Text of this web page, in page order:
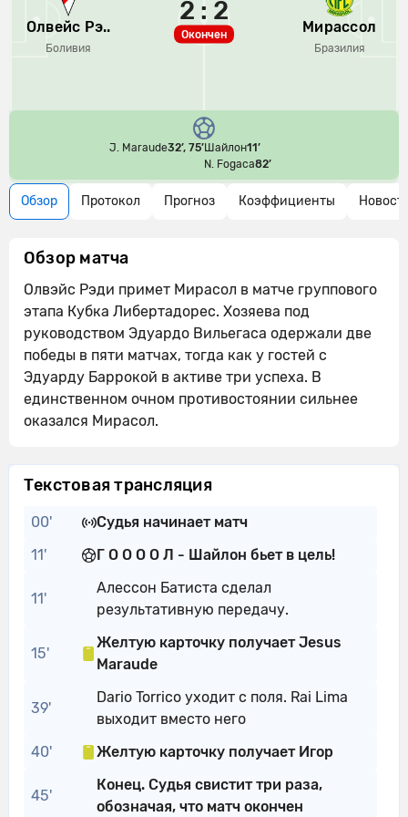
Олвейс Рэ..
Боливия
Окончен
2 : 2
Мирассол
Бразилия
J. Maraude32’, 75’Шайлон11’
N. Fogaca82’
Обзор Протокол Прогноз Коэффициенты
Обзор матча
Олвэйс Рэди примет Мирасол в матче группового
этапа Кубка Либертадорес. Хозяева под
руководством Эдуардо Вильегаса одержали две
победы в пяти матчах, тогда как у гостей с
Эдуарду Баррокой в активе три успеха. В
единственном очном противостоянии сильнее
оказался Мирасол.
Текстовая трансляция
00'
Судья начинает матч
11'
Г О О О О Л - Шайлон бьет в цель!
11'
Алессон Батиста сделал
результативную передачу.
15'
Желтую карточку получает Jesus
Maraude
39'
Dario Torrico уходит с поля. Rai Lima
выходит вместо него
40'
Желтую карточку получает Игор
45'
Конец. Судья свистит три раза,
обозначая, что матч окончен